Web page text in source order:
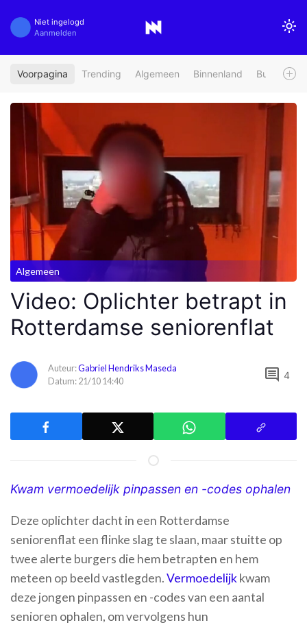
Niet ingelogd
Aanmelden
Voorpagina Trending Algemeen Binnenland Buitenland
Algemeen
Video: Oplichter betrapt in
Rotterdamse seniorenflat
Auteur:Gabriel Hendriks Maseda
Datum: 21/10 14:40
comment 4
Kwam vermoedelijk pinpassen en -codes ophalen
Deze oplichter dacht in een Rotterdamse
seniorenflat een flinke slag te slaan, maar stuitte op
twee alerte burgers die hem betrapten en hem
meteen op beeld vastlegden.Vermoedelijkkwam
deze jongen pinpassen en -codes van een aantal
senioren ophalen, om vervolgens hun